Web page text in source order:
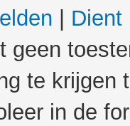
Dient
geen
te krijgen
in de